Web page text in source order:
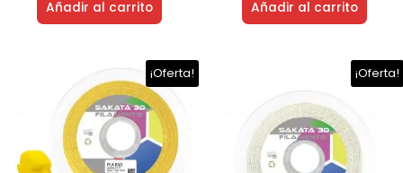
Añadir al carrito Añadir al carrito
¡Oferta!
precio
original
era:
$699.00.
El
precio
actual
es:
$450.00.
¡Oferta!
original
era:
$735.00.
El
precio
$450.00.